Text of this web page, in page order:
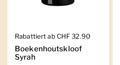
Regulärer Preis
Rabattiert ab CHF 32.90
Boekenhoutskloof
Syrah